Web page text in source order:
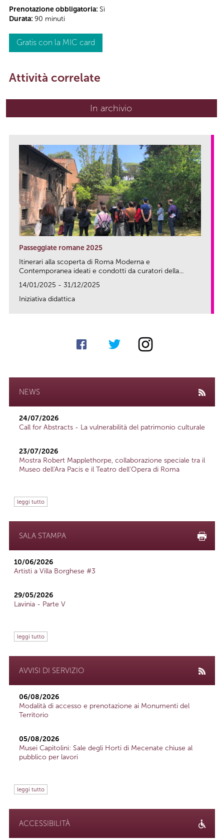
Prenotazione obbligatoria: Sì
Durata: 90 minuti
Gratis con la MIC card
Attività correlate
In archivio
Passeggiate romane 2025
Itinerari alla scoperta di Roma Moderna e
Contemporanea ideati e condotti da curatori della...
14/01/2025 - 31/12/2025
Iniziativa didattica
NEWS
24/07/2026
Call for Abstracts - La vulnerabilità del patrimonio culturale
23/07/2026
Mostra Robert Mapplethorpe, collaborazione speciale tra il
Museo dell'Ara Pacis e il Teatro dell'Opera di Roma
leggi tutto
SALA STAMPA
10/06/2026
Artisti a Villa Borghese #3
29/05/2026
Lavinia - Parte V
leggi tutto
AVVISI DI SERVIZIO
06/08/2026
Modalità di accesso e prenotazione ai Monumenti del
Territorio
05/08/2026
Musei Capitolini: Sale degli Horti di Mecenate chiuse al
pubblico per lavori
leggi tutto
ACCESSIBILITÀ